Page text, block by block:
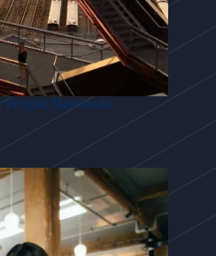
Feugiat Malesuada